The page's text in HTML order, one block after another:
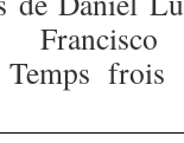
frois